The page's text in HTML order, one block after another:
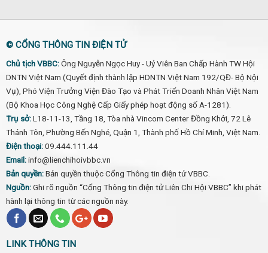
© CỔNG THÔNG TIN ĐIỆN TỬ
Chủ tịch VBBC:Ông Nguyễn Ngọc Huy - Uỷ Viên Ban Chấp Hành TW Hội
DNTN Việt Nam (Quyết định thành lập HDNTN Việt Nam 192/QĐ- Bộ Nội
Vụ), Phó Viện Trưởng Viện Đào Tạo và Phát Triển Doanh Nhân Việt Nam
(Bộ Khoa Học Công Nghệ Cấp Giấy phép hoạt động số A-1281).
Trụ sở:L18-11-13, Tầng 18, Tòa nhà Vincom Center Đồng Khởi, 72 Lê
Thánh Tôn, Phường Bến Nghé, Quận 1, Thành phố Hồ Chí Minh, Việt Nam.
Điện thoại:09.444.111.44
Email:info@lienchihoivbbc.vn
Bản quyền:Bản quyền thuộc Cổng Thông tin điện tử VBBC.
Nguồn:Ghi rõ nguồn “Cổng Thông tin điện tử Liên Chi Hội VBBC” khi phát
hành lại thông tin từ các nguồn này.
LINK THÔNG TIN